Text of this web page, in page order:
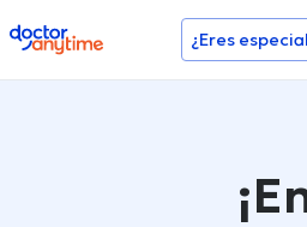
doctoranytime ¿Eres